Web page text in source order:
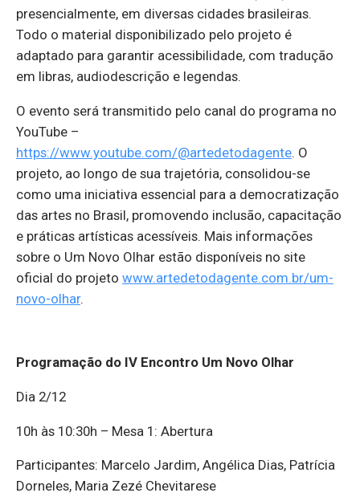
presencialmente, em diversas cidades brasileiras.
Todo o material disponibilizado pelo projeto é
adaptado para garantir acessibilidade, com tradução
em libras, audiodescrição e legendas.
O evento será transmitido pelo canal do programa no
YouTube –
https://www.youtube.com/@artedetodagente. O
projeto, ao longo de sua trajetória, consolidou-se
como uma iniciativa essencial para a democratização
das artes no Brasil, promovendo inclusão, capacitação
e práticas artísticas acessíveis. Mais informações
sobre o Um Novo Olhar estão disponíveis no site
oficial do projeto​ www.artedetodagente.com.br/um-
novo-olhar.
Programação do IV Encontro Um Novo Olhar
Dia 2/12
10h às 10:30h – Mesa 1: Abertura
Participantes: Marcelo Jardim, Angélica Dias, Patrícia
Dorneles, Maria Zezé Chevitarese